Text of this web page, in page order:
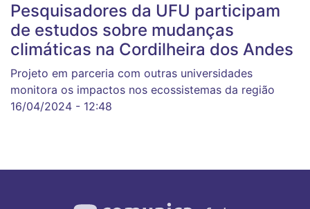
Pesquisadores da UFU participam
de estudos sobre mudanças
climáticas na Cordilheira dos Andes
Projeto em parceria com outras universidades
monitora os impactos nos ecossistemas da região
16/04/2024 - 12:48